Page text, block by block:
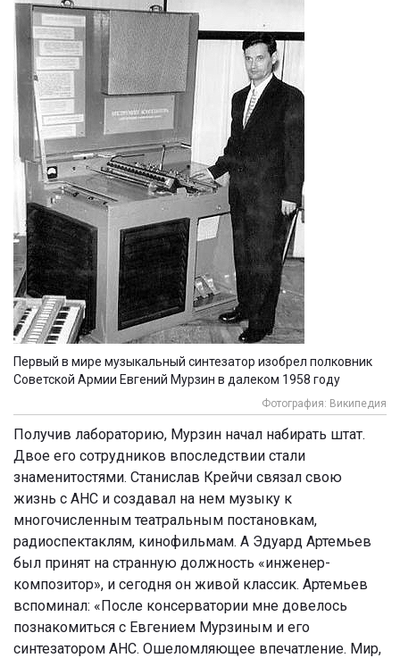
Первый в мире музыкальный синтезатор изобрел полковник
Советской Армии Евгений Мурзин в далеком 1958 году
Фотография: Википедия
Получив лабораторию, Мурзин начал набирать штат.
Двое его сотрудников впоследствии стали
знаменитостями. Станислав Крейчи связал свою
жизнь с АНС и создавал на нем музыку к
многочисленным театральным постановкам,
радиоспектаклям, кинофильмам. А Эдуард Артемьев
был принят на странную должность «инженер-
композитор», и сегодня он живой классик. Артемьев
вспоминал: «После консерватории мне довелось
познакомиться с Евгением Мурзиным и его
синтезатором АНС. Ошеломляющее впечатление. Мир,